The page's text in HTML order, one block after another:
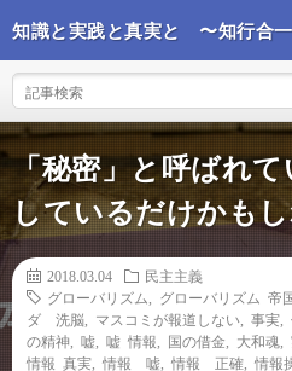
知識と実践と真実と 〜知行合
「秘密」と呼ばれ
しているだけかも
2018.03.04
民主主義
グローバリズム
グローバリズム 帝
ダ 洗脳
マスコミが報道しない 事実
の精神
嘘 嘘 情報 国の借金 大和魂
情報 真実
情報 嘘 情報 正確 情報